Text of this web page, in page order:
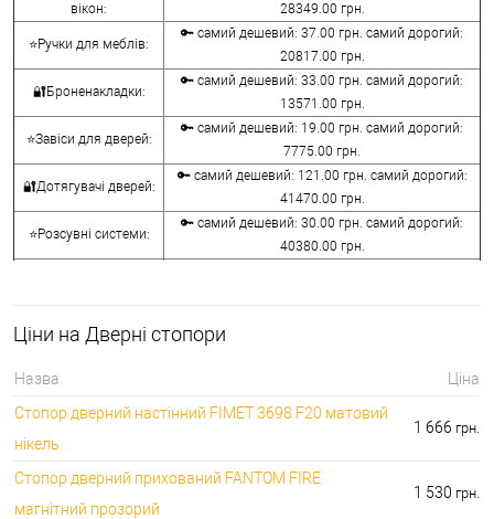
вікон:
28349.00 грн.
⭐Ручки для меблів:
🔑 самий дешевий: 37.00 грн. самий дорогий:
20817.00 грн.
🔐Броненакладки:
🔑 самий дешевий: 33.00 грн. самий дорогий:
13571.00 грн.
⭐Завіси для дверей:
🔑 самий дешевий: 19.00 грн. самий дорогий:
7775.00 грн.
🔐Дотягувачі дверей:
🔑 самий дешевий: 121.00 грн. самий дорогий:
41470.00 грн.
⭐Розсувні системи:
🔑 самий дешевий: 30.00 грн. самий дорогий:
40380.00 грн.
⭐Сейфи:
🔐Домофони:
⭐Сигналізація AJAX:
🔑 самий дешевий: грн. самий дорогий: грн.
Ціни на Дверні стопори
Назва
Ціна
Стопор дверний настінний FIMET 3698 F20 матовий
нікель
1 666 грн.
Стопор дверний прихований FANTOM FIRE
магнітний прозорий
1 530 грн.